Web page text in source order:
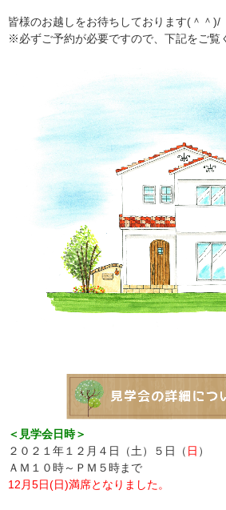
皆様のお越しをお待ちしております(＾＾)/
※必ずご予約が必要ですので、下記をご覧
＜見学会日時＞
２０２１年１２月４日（土）５日（ 日 ）
ＡＭ１０時～ＰＭ５時まで
12月5日(日)満席となりました。